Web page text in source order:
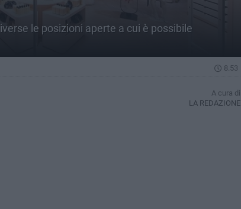
le posizioni aperte a cui è possibile
8.53
A cura di
LA REDAZIONE